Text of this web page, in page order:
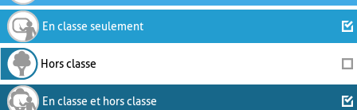
En classe seulement
Hors classe
En classe et hors classe